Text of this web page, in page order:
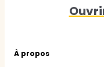
À propos